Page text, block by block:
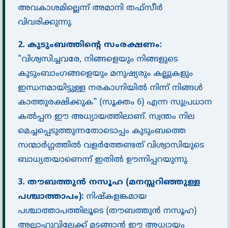
അവകാശമില്ലെന്ന് അമാനി തഫ്സീർ
വിവരിക്കുന്നു.
2. കുടുംബത്തിൻ്റെ സംരക്ഷണം:
"വിശ്വസിച്ചവരേ, നിങ്ങളെയും നിങ്ങളുടെ
കുടുംബാംഗങ്ങളെയും മനുഷ്യരും കല്ലുകളും
ഇന്ധനമായിട്ടുള്ള നരകാഗ്നിയിൽ നിന്ന് നിങ്ങൾ
കാത്തുരക്ഷിക്കുക" (സൂക്തം 6) എന്ന സുപ്രധാന
കൽപ്പന ഈ അധ്യായത്തിലാണ്. സ്വന്തം നില
മെച്ചപ്പെടുത്തുന്നതോടൊപ്പം കുടുംബത്തെ
സന്മാർഗ്ഗത്തിൽ വളർത്തേണ്ടത് വിശ്വാസിയുടെ
ബാധ്യതയാണെന്ന് ഇതിൽ ഊന്നിപ്പറയുന്നു.
3. തൗബത്തുൻ നസൂഹ (മനസ്സറിഞ്ഞുള്ള
പശ്ചാത്താപം): നിഷ്കളങ്കമായ
പശ്ചാത്താപത്തിലൂടെ (തൗബത്തുൻ നസൂഹ)
അല്ലാഹുവിലേക്ക് മടങ്ങാൻ ഈ അധ്യായം